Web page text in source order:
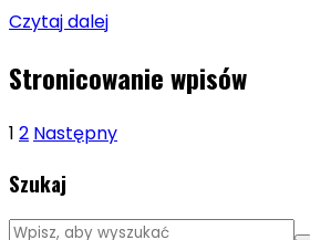
Czytaj dalej
Stronicowanie wpisów
1 2 Następny
Szukaj